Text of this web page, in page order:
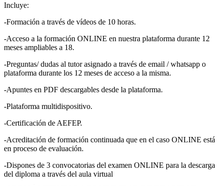
Incluye:
-Formación a través de vídeos de 10 horas.
-Acceso a la formación ONLINE en nuestra plataforma durante 12
meses ampliables a 18.
-Preguntas/ dudas al tutor asignado a través de email / whatsapp o
plataforma durante los 12 meses de acceso a la misma.
-Apuntes en PDF descargables desde la plataforma.
-Plataforma multidispositivo.
-Certificación de AEFEP.
-Acreditación de formación continuada que en el caso ONLINE está
en proceso de evaluación.
-Dispones de 3 convocatorias del examen ONLINE para la descarga
del diploma a través del aula virtual